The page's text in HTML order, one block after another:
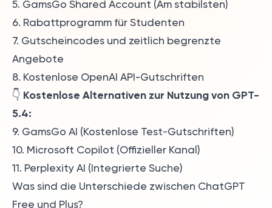
5. GamsGo Shared Account (Am stabilsten)
6. Rabattprogramm für Studenten
7. Gutscheincodes und zeitlich begrenzte
Angebote
8. Kostenlose OpenAI API-Gutschriften
👇 Kostenlose Alternativen zur Nutzung von GPT-
5.4:
9. GamsGo AI (Kostenlose Test-Gutschriften)
10. Microsoft Copilot (Offizieller Kanal)
11. Perplexity AI (Integrierte Suche)
Was sind die Unterschiede zwischen ChatGPT
Free und Plus?